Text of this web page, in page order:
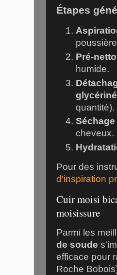
Étapes
Pré-
humide.
glycériné
quantité).
Séchage
cheveux.
Pour des
d'inspiration
Cuir moisi
moisissure
Parmi les
de soude
efficace pour
Roche Bobois